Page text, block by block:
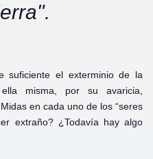
suficiente el exterminio de la
misma, por su avaricia,
en cada uno de los “seres
extraño? ¿Todavía hay algo